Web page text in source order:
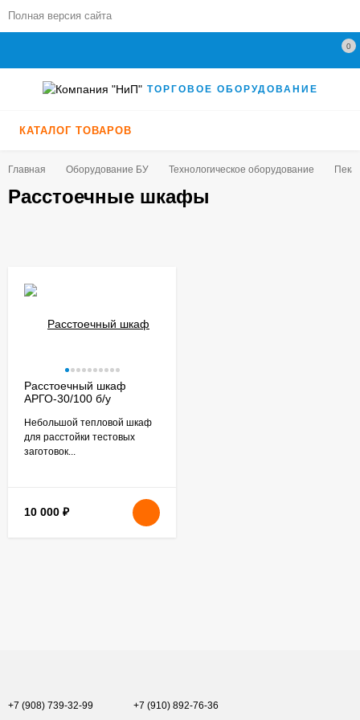
Полная версия сайта
0
ТОРГОВОЕ ОБОРУДОВАНИЕ
КАТАЛОГ ТОВАРОВ
Главная Оборудование БУ Технологическое оборудование
Расстоечные шкафы
Расстоечный шкаф
АРГО-30/100 б/у
Небольшой тепловой шкаф
для расстойки тестовых
заготовок...
10 000 ₽
+7 (908) 739-32-99 +7 (910) 892-76-36